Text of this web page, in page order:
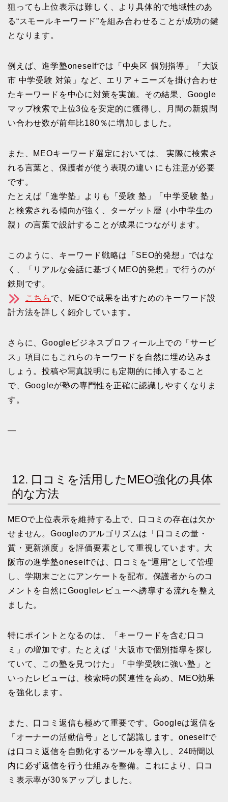
狙っても上位表示は難しく、より具体的で地域性のあ
る“スモールキーワード”を組み合わせることが成功の鍵
となります。
例えば、進学塾oneselfでは「中央区 個別指導」「大阪
市 中学受験 対策」など、エリア＋ニーズを掛け合わせ
たキーワードを中心に対策を実施。その結果、Google
マップ検索で上位3位を安定的に獲得し、月間の新規問
い合わせ数が前年比180％に増加しました。
また、MEOキーワード選定においては、 実際に検索さ
れる言葉と、保護者が使う表現の違い にも注意が必要
です。
たとえば「進学塾」よりも「受験 塾」「中学受験 塾」
と検索される傾向が強く、ターゲット層（小中学生の
親）の言葉で設計することが成果につながります。
このように、キーワード戦略は「SEO的発想」ではな
く、「リアルな会話に基づくMEO的発想」で行うのが
鉄則です。
こちら で、MEOで成果を出すためのキーワード設
計方法を詳しく紹介しています。
さらに、Googleビジネスプロフィール上での「サービ
ス」項目にもこれらのキーワードを自然に埋め込みま
しょう。投稿や写真説明にも定期的に挿入すること
で、Googleが塾の専門性を正確に認識しやすくなりま
す。
—
12. 口コミを活用したMEO強化の具体
的な方法
MEOで上位表示を維持する上で、口コミの存在は欠か
せません。Googleのアルゴリズムは「口コミの量・
質・更新頻度」を評価要素として重視しています。大
阪市の進学塾oneselfでは、口コミを“運用”として管理
し、学期末ごとにアンケートを配布。保護者からのコ
メントを自然にGoogleレビューへ誘導する流れを整え
ました。
特にポイントとなるのは、「キーワードを含む口コ
ミ」の増加です。たとえば「大阪市で個別指導を探し
ていて、この塾を見つけた」「中学受験に強い塾」と
いったレビューは、検索時の関連性を高め、MEO効果
を強化します。
また、口コミ返信も極めて重要です。Googleは返信を
「オーナーの活動信号」として認識します。oneselfで
は口コミ返信を自動化するツールを導入し、24時間以
内に必ず返信を行う仕組みを整備。これにより、口コ
ミ表示率が30％アップしました。